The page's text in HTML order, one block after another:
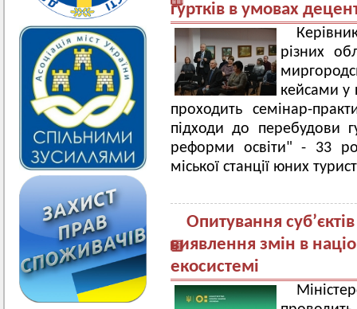
гуртків в умовах
різних
кейсами у
проходить семінар-
підходи до перебудови
реформи освіти" - 33
міської станції юних
Опитування
виявлення змін в
екосистемі